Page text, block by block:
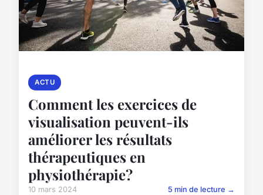
ACTU
Comment les exercices de
visualisation peuvent-ils
améliorer les résultats
thérapeutiques en
physiothérapie?
10 mars 2024 5 min de lecture →